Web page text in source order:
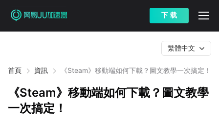
下 载
首頁 資訊 《Steam》移動端如何下載？圖文教學一次搞定！
繁體中文
《Steam》移動端如何下載？圖文教學
一次搞定！